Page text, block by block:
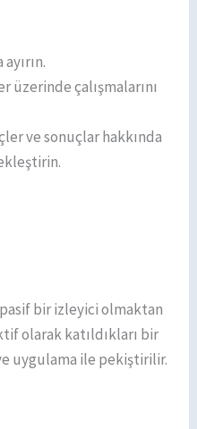
üzerinde çalışmalarını
ve sonuçlar hakkında
bir izleyici olmaktan
olarak katıldıkları bir
uygulama ile pekiştirilir.